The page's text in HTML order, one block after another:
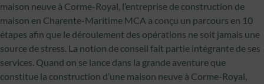
maison neuve à Corme-Royal, l’entreprise de construction de
maison en Charente-Maritime MCA a conçu un parcours en 10
étapes afin que le déroulement des opérations ne soit jamais une
source de stress. La notion de conseil fait partie intégrante de ses
services. Quand on se lance dans la grande aventure que
constitue la construction d’une maison neuve à Corme-Royal,